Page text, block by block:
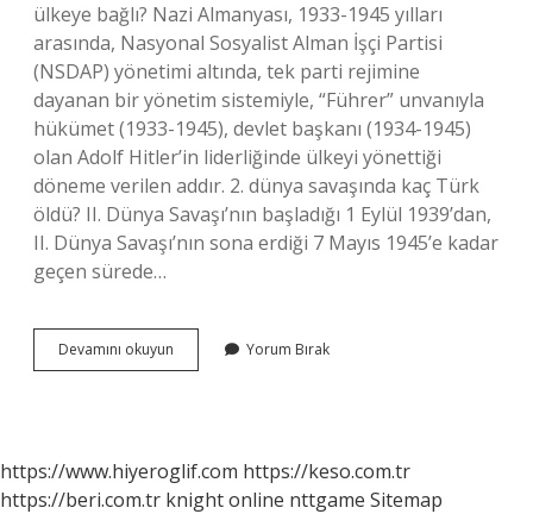
ülkeye bağlı? Nazi Almanyası, 1933-1945 yılları
arasında, Nasyonal Sosyalist Alman İşçi Partisi
(NSDAP) yönetimi altında, tek parti rejimine
dayanan bir yönetim sistemiyle, “Führer” unvanıyla
hükümet (1933-1945), devlet başkanı (1934-1945)
olan Adolf Hitler’in liderliğinde ülkeyi yönettiği
döneme verilen addır. 2. dünya savaşında kaç Türk
öldü? II. Dünya Savaşı’nın başladığı 1 Eylül 1939’dan,
II. Dünya Savaşı’nın sona erdiği 7 Mayıs 1945’e kadar
geçen sürede…
Devamını okuyun
Nerede
Yorum Bırak
https://www.hiyeroglif.com https://keso.com.tr
https://beri.com.tr knight online nttgame Sitemap